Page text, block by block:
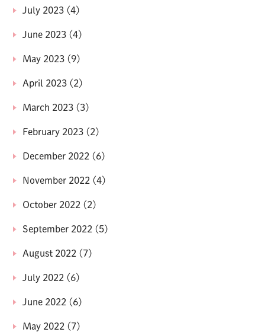
July 2023 (4)
June 2023 (4)
May 2023 (9)
April 2023 (2)
March 2023 (3)
February 2023 (2)
December 2022 (6)
November 2022 (4)
October 2022 (2)
September 2022 (5)
August 2022 (7)
July 2022 (6)
June 2022 (6)
May 2022 (7)